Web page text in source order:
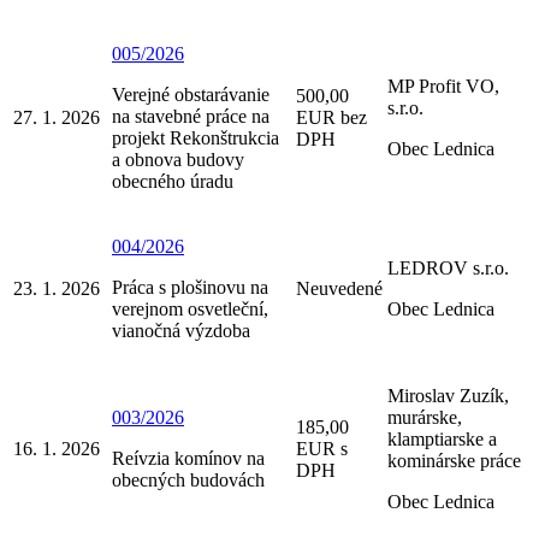
27. 1. 2026
005/2026
Verejné obstarávanie
na stavebné práce na
projekt Rekonštrukcia
a obnova budovy
obecného úradu
500,00
EUR bez
DPH
MP Profit VO,
s.r.o.
Obec Lednica
23. 1. 2026
004/2026
Práca s plošinovu na
verejnom osvetleční,
vianočná výzdoba
Neuvedené
LEDROV s.r.o.
Obec Lednica
16. 1. 2026
003/2026
Reívzia komínov na
obecných budovách
185,00
EUR s
DPH
Miroslav Zuzík,
murárske,
klamptiarske a
kominárske práce
Obec Lednica